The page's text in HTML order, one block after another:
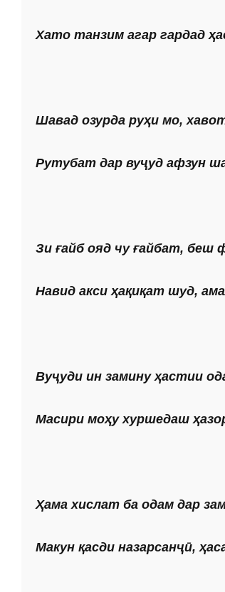
Хато танзим агар гардад
Шавад озурда руҳи мо,
Рутубат дар вуҷуд афзун
Зи ғайб ояд чу ғайбат, беш
Навид акси ҳақиқат шуд,
Вуҷуди ин замину ҳастии
Масири моҳу хуршедаш
Ҳама хислат ба одам дар
Макун қасди назарсанҷӣ,